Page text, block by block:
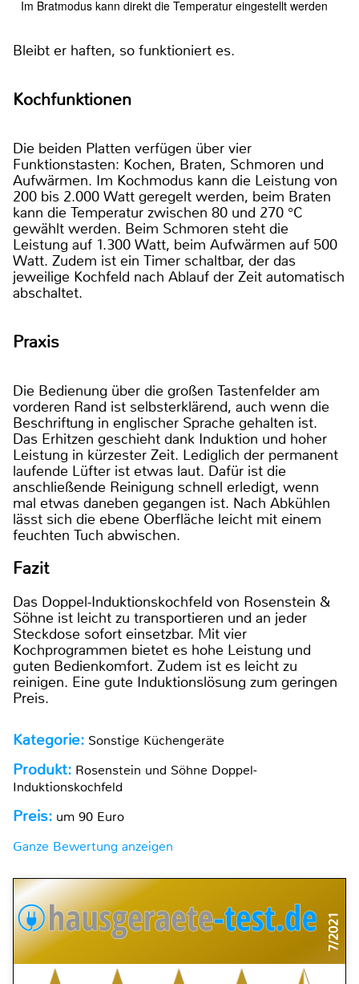
Im Bratmodus kann direkt die Temperatur eingestellt werden
Bleibt er haften, so funktioniert es.
Kochfunktionen
Die beiden Platten verfügen über vier
Funktionstasten: Kochen, Braten, Schmoren und
Aufwärmen. Im Kochmodus kann die Leistung von
200 bis 2.000 Watt geregelt werden, beim Braten
kann die Temperatur zwischen 80 und 270 °C
gewählt werden. Beim Schmoren steht die
Leistung auf 1.300 Watt, beim Aufwärmen auf 500
Watt. Zudem ist ein Timer schaltbar, der das
jeweilige Kochfeld nach Ablauf der Zeit automatisch
abschaltet.
Praxis
Die Bedienung über die großen Tastenfelder am
vorderen Rand ist selbsterklärend, auch wenn die
Beschriftung in englischer Sprache gehalten ist.
Das Erhitzen geschieht dank Induktion und hoher
Leistung in kürzester Zeit. Lediglich der permanent
laufende Lüfter ist etwas laut. Dafür ist die
anschließende Reinigung schnell erledigt, wenn
mal etwas daneben gegangen ist. Nach Abkühlen
lässt sich die ebene Oberfläche leicht mit einem
feuchten Tuch abwischen.
Fazit
Das Doppel-Induktionskochfeld von Rosenstein &
Söhne ist leicht zu transportieren und an jeder
Steckdose sofort einsetzbar. Mit vier
Kochprogrammen bietet es hohe Leistung und
guten Bedienkomfort. Zudem ist es leicht zu
reinigen. Eine gute Induktionslösung zum geringen
Preis.
Kategorie: Sonstige Küchengeräte
Produkt: Rosenstein und Söhne Doppel-
Induktionskochfeld
Preis: um 90 Euro
Ganze Bewertung anzeigen
7/2021